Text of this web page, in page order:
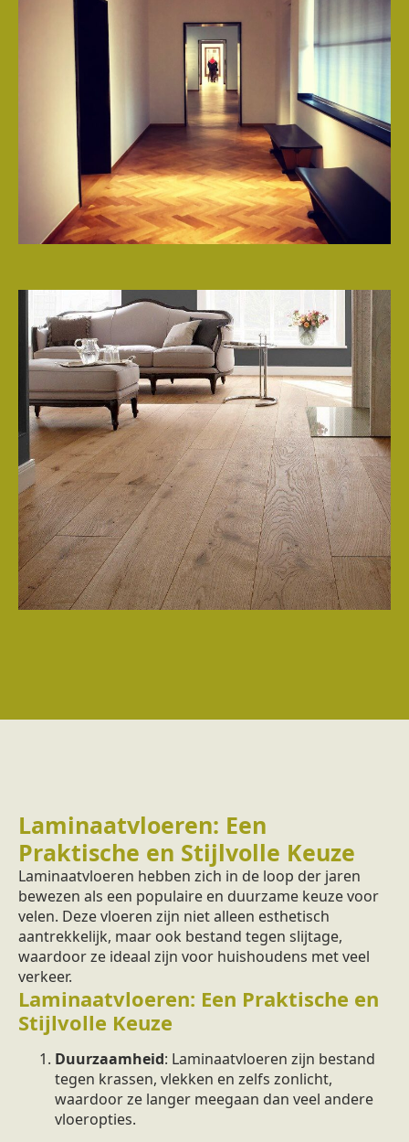
Laminaatvloeren: Een
Praktische en Stijlvolle Keuze
Laminaatvloeren hebben zich in de loop der jaren
bewezen als een populaire en duurzame keuze voor
velen. Deze vloeren zijn niet alleen esthetisch
aantrekkelijk, maar ook bestand tegen slijtage,
waardoor ze ideaal zijn voor huishoudens met veel
verkeer.
Laminaatvloeren: Een Praktische en
Stijlvolle Keuze
Duurzaamheid: Laminaatvloeren zijn bestand
tegen krassen, vlekken en zelfs zonlicht,
waardoor ze langer meegaan dan veel andere
vloeropties.